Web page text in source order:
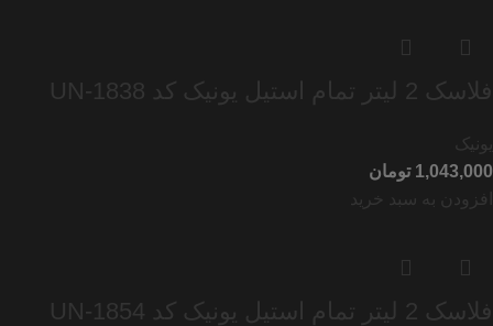
فلاسک 2 لیتر تمام استیل یونیک کد UN-1838
یونیک
تومان
افزودن به سبد خرید
فلاسک 2 لیتر تمام استیل یونیک کد UN-1854